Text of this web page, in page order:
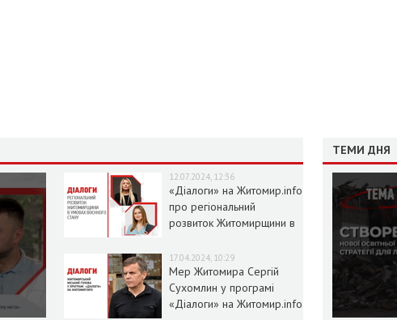
12.07.2024, 12:36
«Діалоги» на Житомир.info
про регіональний
розвиток Житомирщини в
17.04.2024, 10:29
Мер Житомира Сергій
Сухомлин у програмі
«Діалоги» на Житомир.info
ТЕМИ ДНЯ